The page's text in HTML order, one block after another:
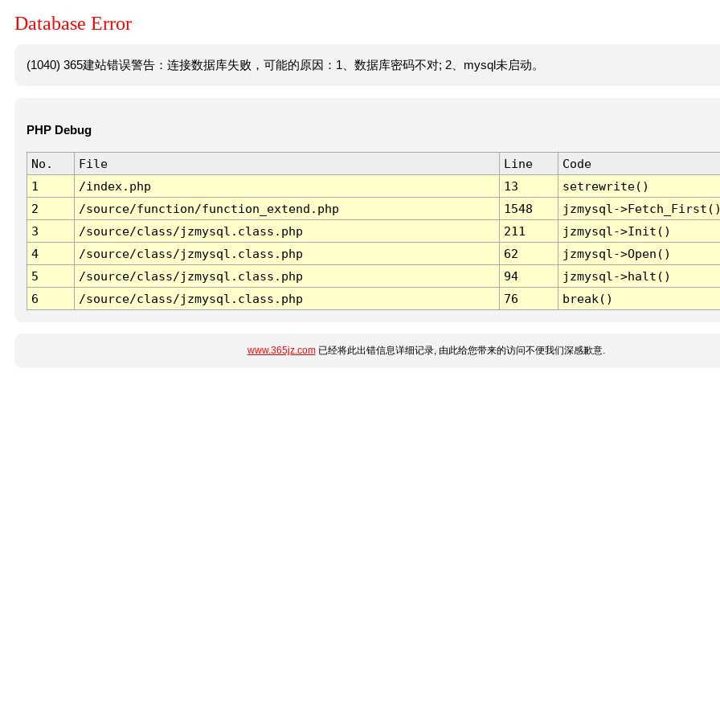
Database Error
(1040) 365建站错误警告：连接数据库失败，可能的原因：1、数据库密码不对; 2、mysql未启动。
PHP Debug
No. File Line
Code
1
/index.php 13
setrewrite()
2
/source/function/function_extend.php 1548
jzmysql-
3
/source/class/jzmysql.class.php 211
jzmysql->Init()
4
/source/class/jzmysql.class.php 62
jzmysql->Open()
5
/source/class/jzmysql.class.php 94
jzmysql->halt()
6
/source/class/jzmysql.class.php 76 break()
www.365jz.com已经将此出错信息详细记录, 由此给您带来的访问不便我们深感歉意.